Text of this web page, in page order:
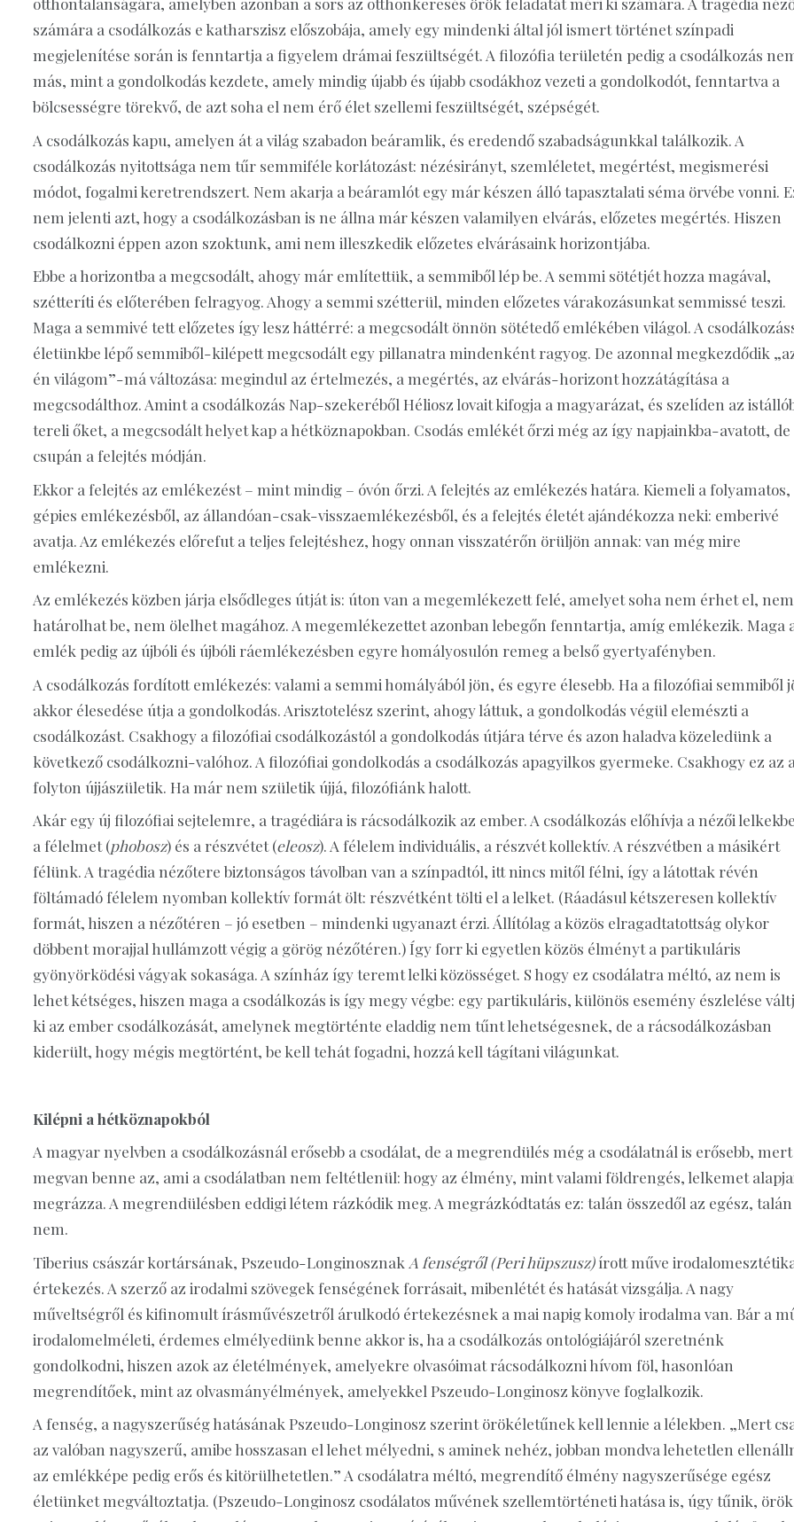
számára a csodálkozás e katharszisz előszobája, amely egy mindenki által jól ismert történet színpadi
megjelenítése során is fenntartja a figyelem drámai feszültségét. A filozófia területén pedig a csodálkozás
más, mint a gondolkodás kezdete, amely mindig újabb és újabb csodákhoz vezeti a gondolkodót, fenntartva a
bölcsességre törekvő, de azt soha el nem érő élet szellemi feszültségét, szépségét.
A csodálkozás kapu, amelyen át a világ szabadon beáramlik, és eredendő szabadságunkkal találkozik. A
csodálkozás nyitottsága nem tűr semmiféle korlátozást: nézésirányt, szemléletet, megértést, megismerési
módot, fogalmi keretrendszert. Nem akarja a beáramlót egy már készen álló tapasztalati séma örvébe vonni.
nem jelenti azt, hogy a csodálkozásban is ne állna már készen valamilyen elvárás, előzetes megértés. Hiszen
csodálkozni éppen azon szoktunk, ami nem illeszkedik előzetes elvárásaink horizontjába.
Ebbe a horizontba a megcsodált, ahogy már említettük, a semmiből lép be. A semmi sötétjét hozza magával,
szétteríti és előterében felragyog. Ahogy a semmi szétterül, minden előzetes várakozásunkat semmissé teszi.
Maga a semmivé tett előzetes így lesz háttérré: a megcsodált önnön sötétedő emlékében világol. A
életünkbe lépő semmiből-kilépett megcsodált egy pillanatra mindenként ragyog. De azonnal megkezdődik
én világom”-má változása: megindul az értelmezés, a megértés, az elvárás-horizont hozzátágítása a
megcsodálthoz. Amint a csodálkozás Nap-szekeréből Héliosz lovait kifogja a magyarázat, és szelíden az
tereli őket, a megcsodált helyet kap a hétköznapokban. Csodás emlékét őrzi még az így napjainkba-avatott, de
csupán a felejtés módján.
Ekkor a felejtés az emlékezést – mint mindig – óvón őrzi. A felejtés az emlékezés határa. Kiemeli a folyamatos,
gépies emlékezésből, az állandóan-csak-visszaemlékezésből, és a felejtés életét ajándékozza neki: emberivé
avatja. Az emlékezés előrefut a teljes felejtéshez, hogy onnan visszatérőn örüljön annak: van még mire
emlékezni.
Az emlékezés közben járja elsődleges útját is: úton van a megemlékezett felé, amelyet soha nem érhet el, nem
határolhat be, nem ölelhet magához. A megemlékezettet azonban lebegőn fenntartja, amíg emlékezik. Maga
emlék pedig az újbóli és újbóli ráemlékezésben egyre homályosulón remeg a belső gyertyafényben.
A csodálkozás fordított emlékezés: valami a semmi homályából jön, és egyre élesebb. Ha a filozófiai semmiből
akkor élesedése útja a gondolkodás. Arisztotelész szerint, ahogy láttuk, a gondolkodás végül elemészti a
csodálkozást. Csakhogy a filozófiai csodálkozástól a gondolkodás útjára térve és azon haladva közeledünk a
következő csodálkozni-valóhoz. A filozófiai gondolkodás a csodálkozás apagyilkos gyermeke. Csakhogy ez az
folyton újjászületik. Ha már nem születik újjá, filozófiánk halott.
Akár egy új filozófiai sejtelemre, a tragédiára is rácsodálkozik az ember. A csodálkozás előhívja a nézői
a félelmet (phobosz) és a részvétet (eleosz). A félelem individuális, a részvét kollektív. A részvétben a másikért
félünk. A tragédia nézőtere biztonságos távolban van a színpadtól, itt nincs mitől félni, így a látottak révén
föltámadó félelem nyomban kollektív formát ölt: részvétként tölti el a lelket. (Ráadásul kétszeresen kollektív
formát, hiszen a nézőtéren – jó esetben – mindenki ugyanazt érzi. Állítólag a közös elragadtatottság olykor
döbbent morajjal hullámzott végig a görög nézőtéren.) Így forr ki egyetlen közös élményt a partikuláris
gyönyörködési vágyak sokasága. A színház így teremt lelki közösséget. S hogy ez csodálatra méltó, az nem is
lehet kétséges, hiszen maga a csodálkozás is így megy végbe: egy partikuláris, különös esemény észlelése
ki az ember csodálkozását, amelynek megtörténte eladdig nem tűnt lehetségesnek, de a rácsodálkozásban
kiderült, hogy mégis megtörtént, be kell tehát fogadni, hozzá kell tágítani világunkat.
Kilépni a hétköznapokból
A magyar nyelvben a csodálkozásnál erősebb a csodálat, de a megrendülés még a csodálatnál is erősebb, mert
megvan benne az, ami a csodálatban nem feltétlenül: hogy az élmény, mint valami földrengés, lelkemet
megrázza. A megrendülésben eddigi létem rázkódik meg. A megrázkódtatás ez: talán összedől az egész, talán
nem.
Tiberius császár kortársának, Pszeudo-Longinosznak A fenségről (Peri hüpszusz)írott műve
értekezés. A szerző az irodalmi szövegek fenségének forrásait, mibenlétét és hatását vizsgálja. A nagy
műveltségről és kifinomult írásművészetről árulkodó értekezésnek a mai napig komoly irodalma van. Bár a
irodalomelméleti, érdemes elmélyedünk benne akkor is, ha a csodálkozás ontológiájáról szeretnénk
gondolkodni, hiszen azok az életélmények, amelyekre olvasóimat rácsodálkozni hívom föl, hasonlóan
megrendítőek, mint az olvasmányélmények, amelyekkel Pszeudo-Longinosz könyve foglalkozik.
A fenség, a nagyszerűség hatásának Pszeudo-Longinosz szerint örökéletűnek kell lennie a lélekben. „Mert
az valóban nagyszerű, amibe hosszasan el lehet mélyedni, s aminek nehéz, jobban mondva lehetetlen
az emlékképe pedig erős és kitörülhetetlen.” A csodálatra méltó, megrendítő élmény nagyszerűsége egész
életünket megváltoztatja. (Pszeudo-Longinosz csodálatos művének szellemtörténeti hatása is, úgy tűnik,